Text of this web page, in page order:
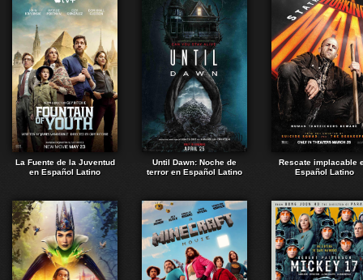
La Fuente de la Juventud
en Español Latino
Until Dawn: Noche de
terror en Español Latino
Rescate implacable
Español Latino